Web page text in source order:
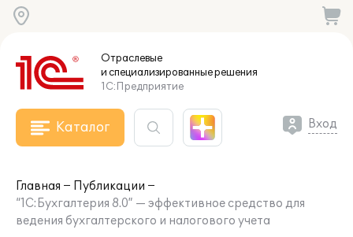
Отраслевые
и специализированныерешения
1С:Предприятие
Каталог Вход
Главная
Публикации
“1С:Бухгалтерия 8.0” — эффективное средство для
ведения бухгалтерского и налогового учета